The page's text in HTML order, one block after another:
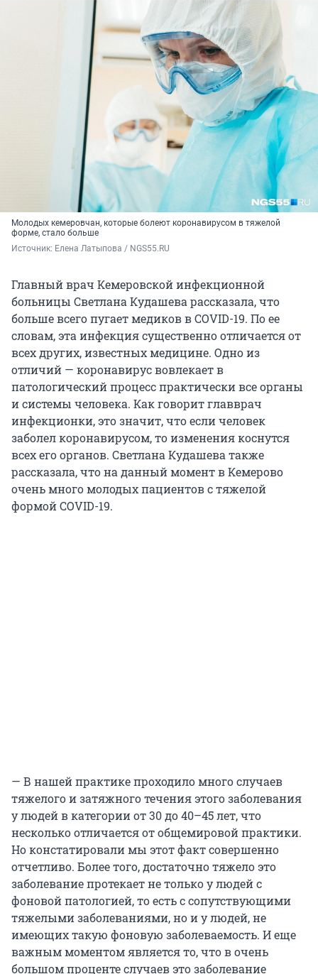
Молодых кемеровчан, которые болеют коронавирусом в тяжелой
форме, стало больше
Источник: Елена Латыпова / NGS55.RU
Главный врач Кемеровской инфекционной
больницы Светлана Кудашева рассказала, что
больше всего пугает медиков в COVID-19. По ее
словам, эта инфекция существенно отличается от
всех других, известных медицине. Одно из
отличий — коронавирус вовлекает в
патологический процесс практически все органы
и системы человека. Как говорит главврач
инфекционки, это значит, что если человек
заболел коронавирусом, то изменения коснутся
всех его органов. Светлана Кудашева также
рассказала, что на данный момент в Кемерово
очень много молодых пациентов с тяжелой
формой COVID-19.
— В нашей практике проходило много случаев
тяжелого и затяжного течения этого заболевания
у людей в категории от 30 до 40–45 лет, что
несколько отличается от общемировой практики.
Но констатировали мы этот факт совершенно
отчетливо. Более того, достаточно тяжело это
заболевание протекает не только у людей с
фоновой патологией, то есть с сопутствующими
тяжелыми заболеваниями, но и у людей, не
имеющих такую фоновую заболеваемость. И еще
важным моментом является то, что в очень
большом проценте случаев это заболевание